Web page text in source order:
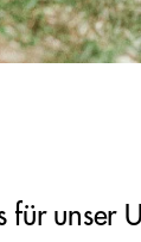
für unser